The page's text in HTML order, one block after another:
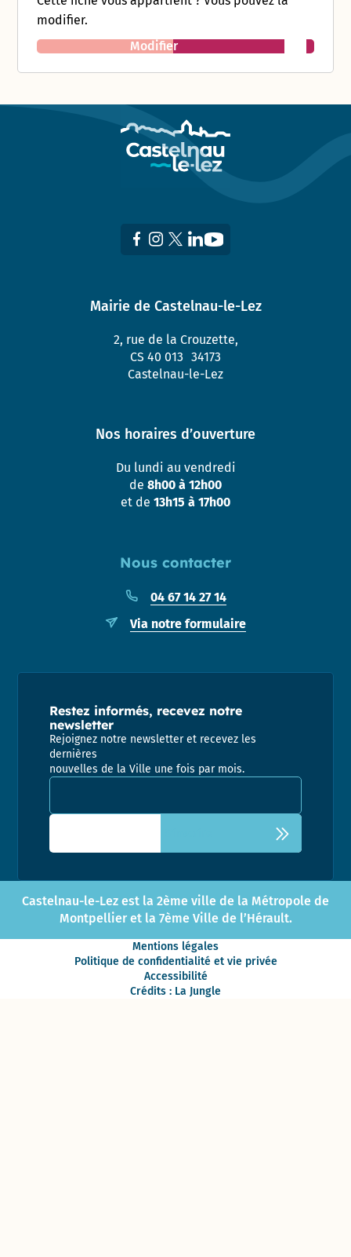
modifier.
Modifier
Nous contacter
04 67 14 27 14
Via notre formulaire
Mairie de Castelnau-le-Lez
2, rue de la Crouzette,
CS 40 013 34173
Castelnau-le-Lez
Nos horaires d’ouverture
Du lundi au vendredi
de 8h00 à 12h00
et de 13h15 à 17h00
Restez informés, recevez notre
newsletter
Rejoignez notre newsletter et recevez les
dernières
nouvelles de la Ville une fois par mois.
Adresse email pour la newsletter
Castelnau-le-Lez est la 2ème ville de la Métropole de
Montpellier et la 7ème Ville de l’Hérault.
Mentions légales
Politique de confidentialité et vie privée
Accessibilité
Crédits : La Jungle